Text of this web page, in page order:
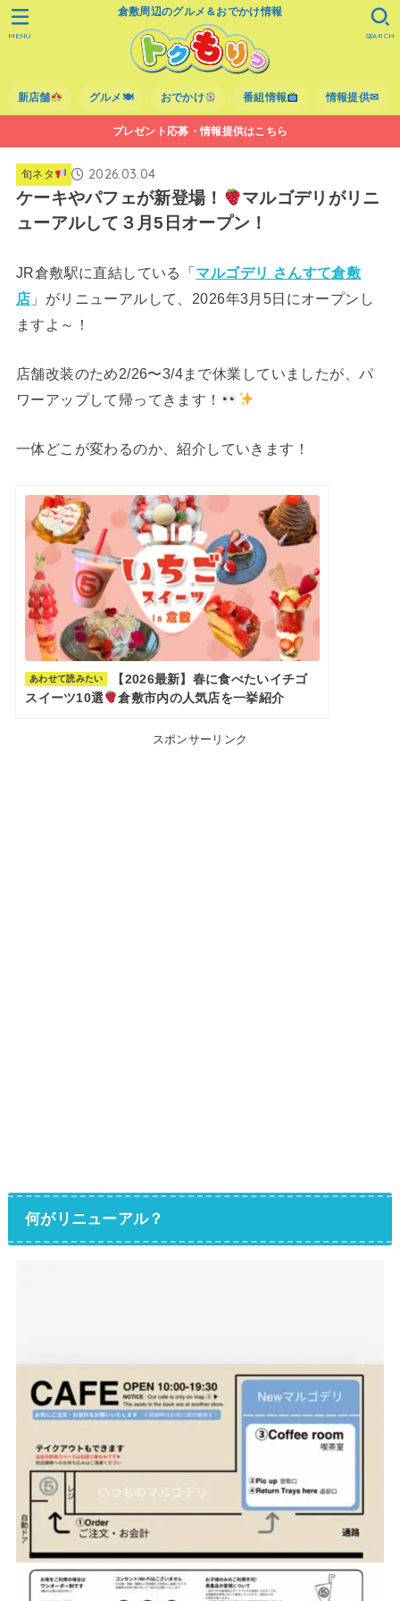
倉敷周辺のグルメ＆おでかけ情報
新店舗 グルメ🍽 おでかけ 番組情報 情報提供✉
SEARCH
MENU
プレゼント応募・情報提供はこちら
旬ネタ 2026.03.04
ケーキやパフェが新登場！
マルゴデリがリニ
ューアルして３月5日オープン！
JR倉敷駅に直結している「マルゴデリ さんすて倉敷
店 」がリニューアルして、2026年3月5日にオープンし
ますよ～！
店舗改装のため2/26〜3/4まで休業していましたが、パ
ワーアップして帰ってきます！
一体どこが変わるのか、紹介していきます！
あわせて読みたい
【2026最新】春に食べたいイチゴ
スイーツ10選
倉敷市内の人気店を一挙紹介
スポンサーリンク
何がリニューアル？